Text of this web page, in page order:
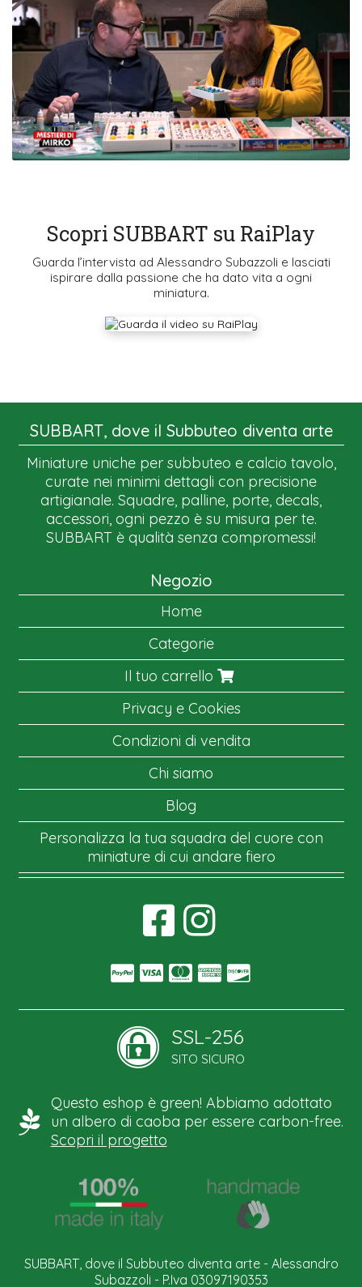
Scopri SUBBART su RaiPlay
Guarda l’intervista ad Alessandro Subazzoli e lasciati
ispirare dalla passione che ha dato vita a ogni
miniatura.
SUBBART, dove il Subbuteo diventa arte
Miniature uniche per subbuteo e calcio tavolo,
curate nei minimi dettagli con precisione
artigianale. Squadre, palline, porte, decals,
accessori, ogni pezzo è su misura per te.
SUBBART è qualità senza compromessi!
Negozio
Home
Categorie
Il tuo carrello
Privacy e Cookies
Condizioni di vendita
Chi siamo
Blog
Personalizza la tua squadra del cuore con
miniature di cui andare fiero
SSL-256
SITO SICURO
Questo eshop è green! Abbiamo adottato
un albero di caoba per essere carbon-free.
Scopri il progetto
SUBBART, dove il Subbuteo diventa arte - Alessandro
Subazzoli - P.Iva 03097190353